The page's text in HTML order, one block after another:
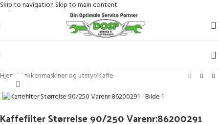
Skip to navigation Skip to main content
Hjem / Kjøkkenmaskiner og utstyr/Kaffe
Kaffefilter Størrelse 90/250 Varenr:86200291